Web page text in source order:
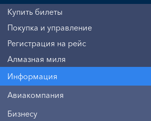
Купить билеты
Покупка и управление
Регистрация на рейс
Алмазная миля
Информация
Авиакомпания
Бизнесу